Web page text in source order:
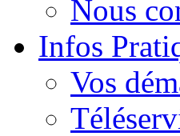
Nous
Infos
Vos